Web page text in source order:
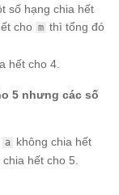
số hạng chia hết
cho m thì tổng đó
hết cho 4.
5 nhưng các số
a không chia hết
chia hết cho 5.